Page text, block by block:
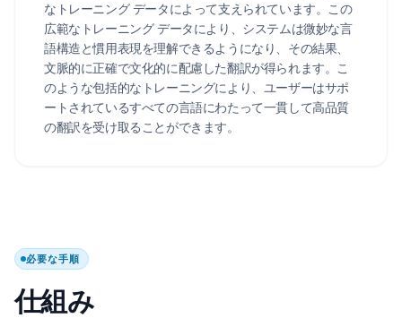
なトレーニング データによって支えられています。この
広範なトレーニング データにより、システムは微妙な言
語構造と慣用表現を理解できるようになり、その結果、
文脈的に正確で文化的に配慮した翻訳が得られます。こ
のような包括的なトレーニングにより、ユーザーはサポ
ートされているすべての言語にわたって一貫して高品質
の翻訳を受け取ることができます。
必要な手順
仕組み